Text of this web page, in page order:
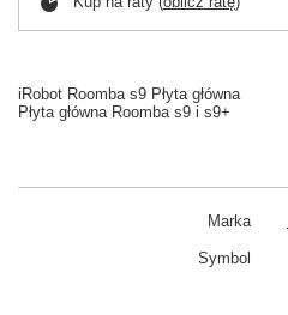
iRobot Roomba s9 Płyta główna
Płyta główna Roomba s9 i s9+
Marka
Symbol